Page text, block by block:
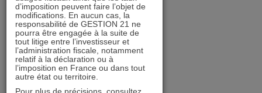
avril 2025
mars 2025
février 2025
janvier 2025
décembre 2024
novembre 2024
d’imposition peuvent faire l’objet de
modifications. En aucun cas, la
responsabilité de GESTION 21 ne
pourra être engagée à la suite de
tout litige entre l’investisseur et
l’administration fiscale, notamment
relatif à la déclaration ou à
l’imposition en France ou dans tout
autre état ou territoire.